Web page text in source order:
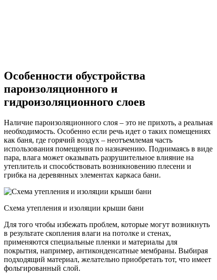
Особенности обустройства
пароизоляционного и
гидроизоляционного слоев
Наличие пароизоляционного слоя – это не прихоть, а реальная
необходимость. Особенно если речь идет о таких помещениях
как баня, где горячий воздух – неотъемлемая часть
использования помещения по назначению. Поднимаясь в виде
пара, влага может оказывать разрушительное влияние на
утеплитель и способствовать возникновению плесени и
грибка на деревянных элементах каркаса бани.
Схема утепления и изоляции крыши бани
Для того чтобы избежать проблем, которые могут возникнуть
в результате скопления влаги на потолке и стенах,
применяются специальные пленки и материалы для
покрытия, например, антиконденсатные мембраны. Выбирая
подходящий материал, желательно приобретать тот, что имеет
фольгированный слой.